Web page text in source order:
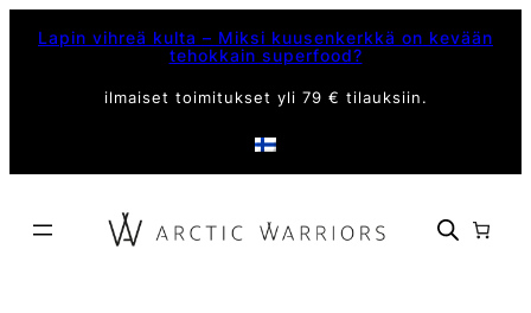
sisältöön
Lapin vihreä kulta – Miksi kuusenkerkkä on kevään
tehokkain superfood?
ilmaiset toimitukset yli 79 € tilauksiin.